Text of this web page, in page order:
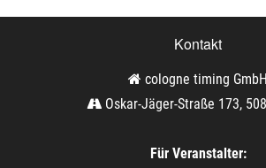
Kontakt
cologne timing GmbH
Oskar-Jäger-Straße 173,
Für Veranstalter: